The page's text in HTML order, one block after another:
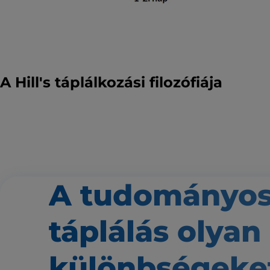
A Hill's táplálkozási filozófiája
A
táplálás olyan